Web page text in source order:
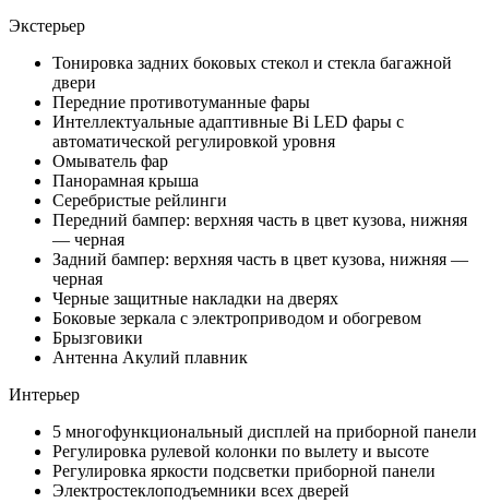
Экстерьер
Тонировка задних боковых стекол и стекла багажной
двери
Передние противотуманные фары
Интеллектуальные адаптивные Bi LED фары с
автоматической регулировкой уровня
Омыватель фар
Панорамная крыша
Серебристые рейлинги
Передний бампер: верхняя часть в цвет кузова, нижняя
— черная
Задний бампер: верхняя часть в цвет кузова, нижняя —
черная
Черные защитные накладки на дверях
Боковые зеркала с электроприводом и обогревом
Брызговики
Антенна Акулий плавник
Интерьер
5 многофункциональный дисплей на приборной панели
Регулировка рулевой колонки по вылету и высоте
Регулировка яркости подсветки приборной панели
Электростеклоподъемники всех дверей